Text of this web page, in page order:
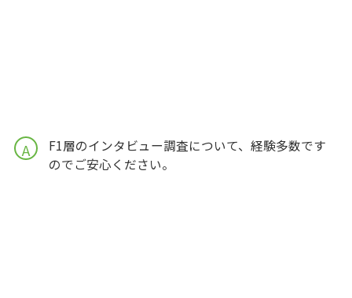
A
F1層のインタビュー調査について、経験多数です
のでご安心ください。